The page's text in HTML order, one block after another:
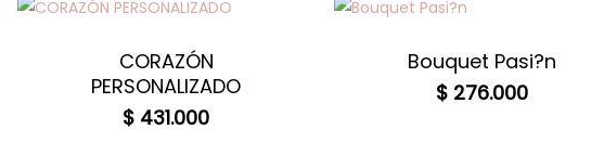
CORAZÓN
PERSONALIZADO
$ 431.000
Bouquet Pasi?n
$ 276.000